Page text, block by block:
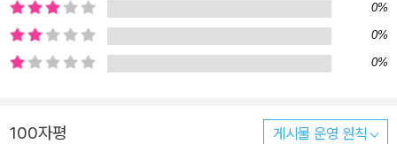
게 쏟아졌던 응원과 격려의 메시지들을 되살려낸다. 이를 통해 당신
이 훌륭한 엄마가 될 자격이 충분했음을 확인한다. 깊은 사랑을 받은
딸에서, 깊은 사랑을 주는 엄마로 성장한 당신의 지혜로운 인생 여정
다. 당신의 삶에 이렇게나 많은 추억과 이야기들이 간직되어 있었다
0%
0%
0%
100자평 게시물 운영 원칙